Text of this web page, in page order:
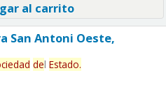
al carrito
San Antoni Oeste,
del Estado.